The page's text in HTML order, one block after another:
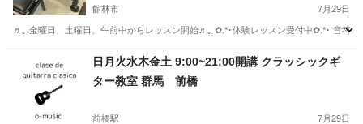
館林市 7月29日
♬｡.金曜日、土曜日、午前中からレッスン開始♬｡ ✿.*･体験レッスン受付中✿.*･ 音符
ピアノ 1歳
日月火水木金土 9:00~21:00開講 クラッシックギ
ター教室 群馬 前橋
前橋駅 7月29日